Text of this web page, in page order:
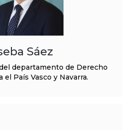
Sáez
departamento de Derecho
el País Vasco y Navarra.